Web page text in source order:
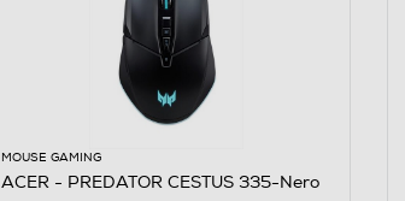
MOUSE GAMING
ACER - PREDATOR CESTUS 335-Nero